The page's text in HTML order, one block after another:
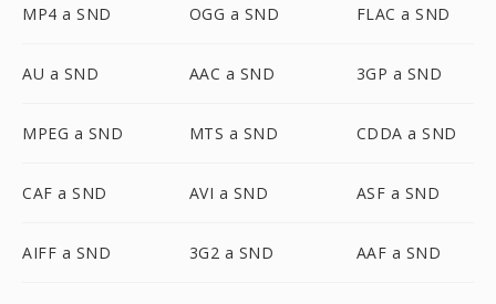
MP4 a SND OGG a SND FLAC a SND
AU a SND AAC a SND 3GP a SND
MPEG a SND MTS a SND CDDA a SND
CAF a SND AVI a SND ASF a SND
AIFF a SND 3G2 a SND AAF a SND